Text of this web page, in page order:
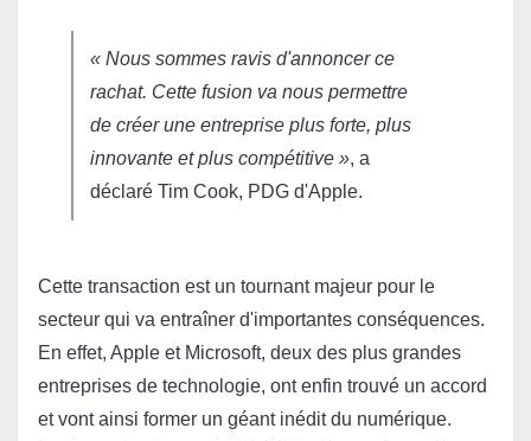
« Nous sommes ravis d'annoncer ce
rachat. Cette fusion va nous permettre
de créer une entreprise plus forte, plus
innovante et plus compétitive », a
déclaré Tim Cook, PDG d'Apple.
Cette transaction est un tournant majeur pour le
secteur qui va entraîner d'importantes conséquences.
En effet, Apple et Microsoft, deux des plus grandes
entreprises de technologie, ont enfin trouvé un accord
et vont ainsi former un géant inédit du numérique.